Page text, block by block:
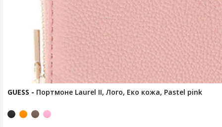
GUESS - Портмоне Laurel II, Лого, Еко кожа, Pastel pink